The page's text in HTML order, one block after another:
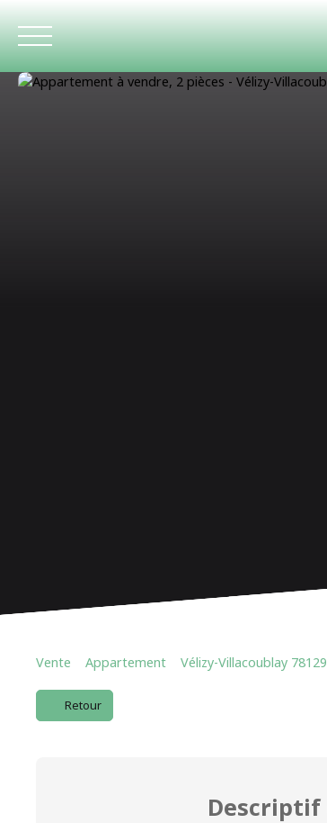
Vente Appartement Vélizy-Villacoublay 78129
Retour
Descriptif